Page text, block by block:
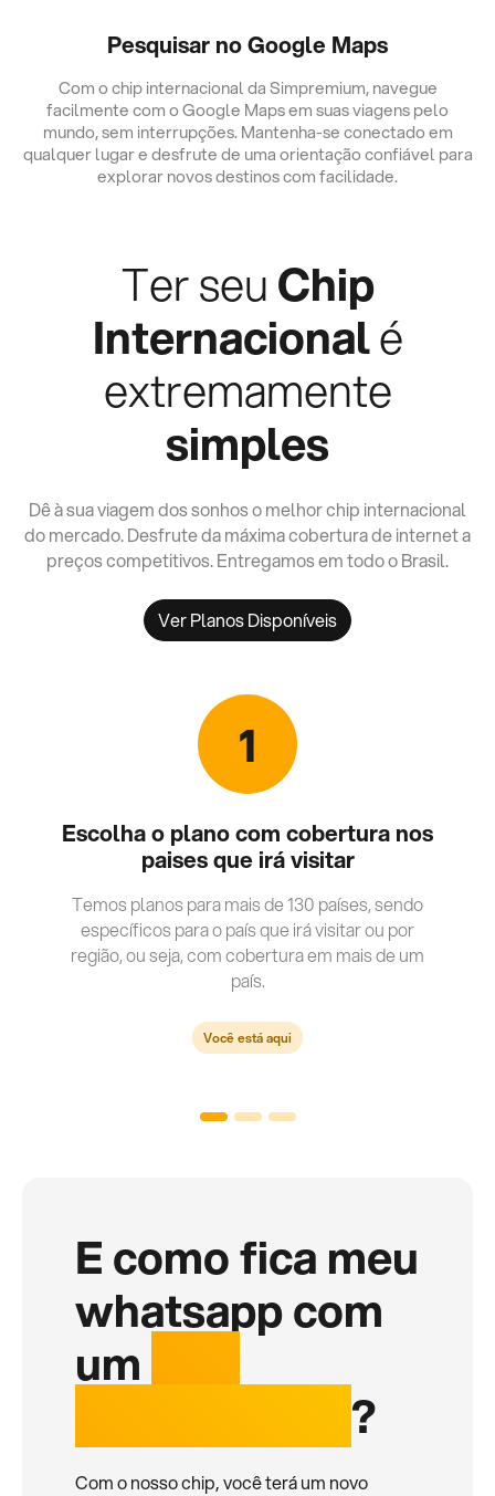
Pesquisar no Google Maps
Com o chip internacional da Simpremium, navegue
facilmente com o Google Maps em suas viagens pelo
mundo, sem interrupções. Mantenha-se conectado em
qualquer lugar e desfrute de uma orientação confiável para
explorar novos destinos com facilidade.
Ter seuChip
Internacionalé
extremamente
simples
Dê à sua viagem dos sonhos o melhor chip internacional
do mercado. Desfrute da máxima cobertura de internet a
preços competitivos. Entregamos em todo o Brasil.
Ver Planos Disponíveis
1
Escolha o plano com cobertura nos
paises que irá visitar
Temos planos para mais de 130 países, sendo
específicos para o país que irá visitar ou por
região, ou seja, com cobertura em mais de um
país.
Você está aqui
E como fica meu
whatsapp com
um
?
Com o nosso chip, você terá um novo